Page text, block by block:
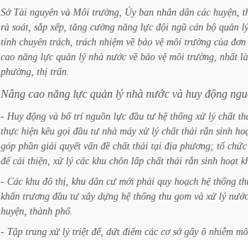
Sở Tài nguyên và Môi trường, Ủy ban nhân dân các huyện,
rà soát, sắp xếp, tăng cường năng lực đội ngũ cán bộ quản lý
tính chuyên trách, trách nhiệm về bảo vệ môi trường của đơn
cao năng lực quản lý nhà nước về bảo vệ môi trường, nhất là
phường, thị trấn.
Nâng cao năng lực quản lý nhà nước và huy động
- Huy động và bố trí nguồn lực đầu tư hệ thống xử lý chất
thực hiện kêu gọi đầu tư nhà máy xử lý chất thải rắn sinh
góp phần giải quyết vấn đề chất thải tại địa phương; tổ chức
để cải thiện, xử lý các khu chôn lấp chất thải rắn sinh hoạt
- Các khu đô thị, khu dân cư mới phải quy hoạch hệ thống
khẩn trương đầu tư xây dựng hệ thống thu gom và xử lý nước
huyện, thành phố.
- Tập trung xử lý triệt để, dứt điểm các cơ sở gây ô nhiễm